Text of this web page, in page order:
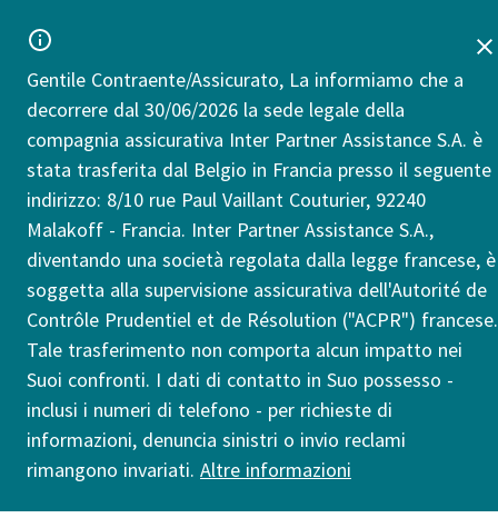
Gentile Contraente/Assicurato, La informiamo che a
decorrere dal 30/06/2026 la sede legale della
compagnia assicurativa Inter Partner Assistance S.A. è
stata trasferita dal Belgio in Francia presso il seguente
indirizzo: 8/10 rue Paul Vaillant Couturier, 92240
Malakoff - Francia. Inter Partner Assistance S.A.,
diventando una società regolata dalla legge francese, è
soggetta alla supervisione assicurativa dell'Autorité de
Contrôle Prudentiel et de Résolution ("ACPR") francese.
Tale trasferimento non comporta alcun impatto nei
Suoi confronti. I dati di contatto in Suo possesso -
inclusi i numeri di telefono - per richieste di
informazioni, denuncia sinistri o invio reclami
rimangono invariati. Altre informazioni